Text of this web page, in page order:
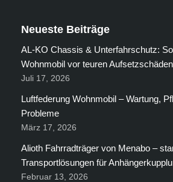
Neueste Beiträge
AL-KO Chassis & Unterfahrschutz:
Wohnmobil vor teuren Aufsetzschäden
Juli 17, 2026
Luftfederung Wohnmobil – Wartung,
Probleme
März 17, 2026
Alioth Fahrradträger von Menabo –
Transportlösungen für
Februar 13, 2026